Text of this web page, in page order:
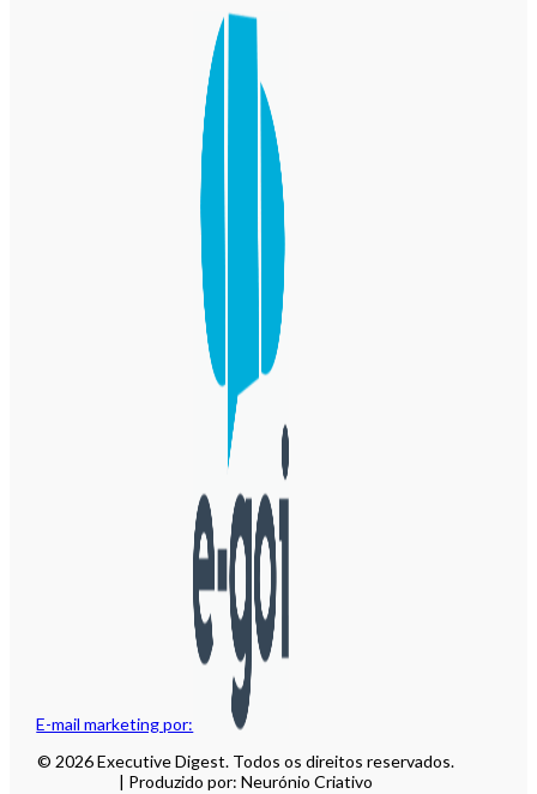
E-mail marketing por:
© 2026 Executive Digest. Todos os direitos reservados.
| Produzido por: Neurónio Criativo